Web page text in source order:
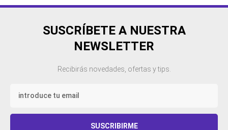
SUSCRÍBETE A NUESTRA
NEWSLETTER
Recibirás novedades, ofertas y tips.
SUSCRIBIRME